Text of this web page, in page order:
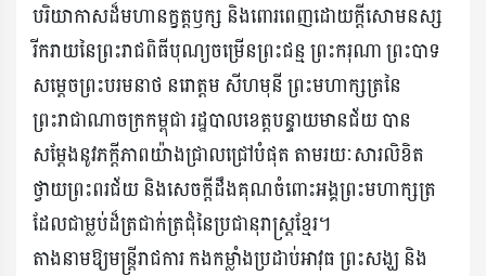
បរិយាកាសដ៏មហានក្ខត្តឫក្ស និងពោរពេញដោយក្តីសោមនស្ស
រីករាយនៃព្រះរាជពិធីបុណ្យចម្រើនព្រះជន្ម ព្រះករុណា ព្រះបាទ
សម្តេចព្រះបរមនាថ នរោត្តម សីហមុនី ព្រះមហាក្សត្រនៃ
ព្រះរាជាណាចក្រកម្ពុជា រដ្ឋបាលខេត្តបន្ទាយមានជ័យ បាន
សម្តែងនូវភក្តីភាពយ៉ាងជ្រាលជ្រៅបំផុត តាមរយៈសារលិខិត
ថ្វាយព្រះពរជ័យ និងសេចក្តីដឹងគុណចំពោះអង្គព្រះមហាក្សត្រ
ដែលជាម្លប់ដ៏ត្រជាក់ត្រជុំនៃប្រជានុរាស្ត្រខ្មែរ។
តាងនាមឱ្យមន្ត្រីរាជការ កងកម្លាំងប្រដាប់អាវុធ ព្រះសង្ឃ និង